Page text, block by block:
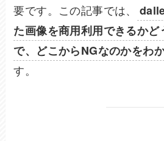
要です。この記事では、
た画像を商用利用できるか
で、どこからNGなのかをわ
す。